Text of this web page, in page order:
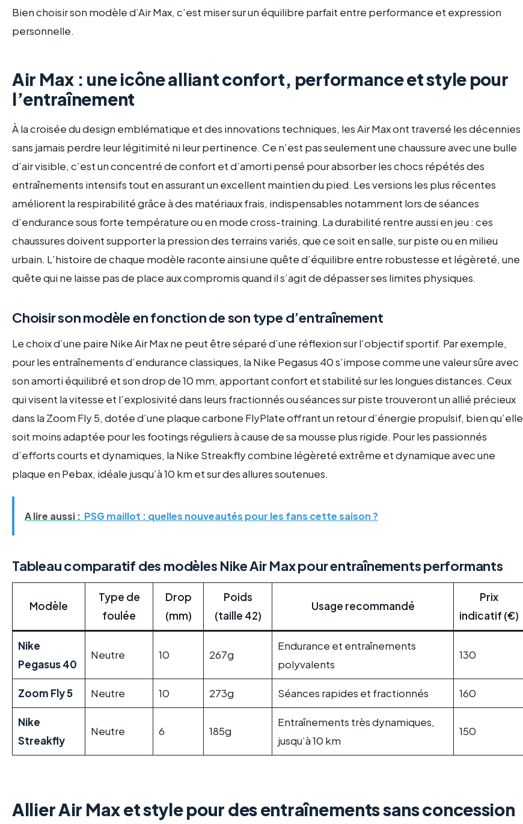
Bien choisir son modèle d’Air Max, c’est miser sur un équilibre parfait entre performance et expression
personnelle.
Air Max : une icône alliant confort, performance et style pour
l’entraînement
À la croisée du design emblématique et des innovations techniques, les Air Max ont traversé les décennies
sans jamais perdre leur légitimité ni leur pertinence. Ce n’est pas seulement une chaussure avec une bulle
d’air visible, c’est un concentré de confort et d’amorti pensé pour absorber les chocs répétés des
entraînements intensifs tout en assurant un excellent maintien du pied. Les versions les plus récentes
améliorent la respirabilité grâce à des matériaux frais, indispensables notamment lors de séances
d’endurance sous forte température ou en mode cross-training. La durabilité rentre aussi en jeu : ces
chaussures doivent supporter la pression des terrains variés, que ce soit en salle, sur piste ou en milieu
urbain. L’histoire de chaque modèle raconte ainsi une quête d’équilibre entre robustesse et légèreté, une
quête qui ne laisse pas de place aux compromis quand il s’agit de dépasser ses limites physiques.
Choisir son modèle en fonction de son type d’entraînement
Le choix d’une paire Nike Air Max ne peut être séparé d’une réflexion sur l’objectif sportif. Par exemple,
pour les entraînements d’endurance classiques, la Nike Pegasus 40 s’impose comme une valeur sûre avec
son amorti équilibré et son drop de 10 mm, apportant confort et stabilité sur les longues distances. Ceux
qui visent la vitesse et l’explosivité dans leurs fractionnés ou séances sur piste trouveront un allié précieux
dans la Zoom Fly 5, dotée d’une plaque carbone FlyPlate offrant un retour d’énergie propulsif, bien qu’elle
soit moins adaptée pour les footings réguliers à cause de sa mousse plus rigide. Pour les passionnés
d’efforts courts et dynamiques, la Nike Streakfly combine légèreté extrême et dynamique avec une
plaque en Pebax, idéale jusqu’à 10 km et sur des allures soutenues.
A lire aussi : PSG maillot : quelles nouveautés pour les fans cette saison ?
Tableau comparatif des modèles Nike Air Max pour entraînements performants
Modèle
Type de
foulée
Drop
(mm)
Poids
(taille 42)
Usage recommandé
Prix
indicatif (€)
Nike
Pegasus 40
Neutre 10 267g
Endurance et entraînements
polyvalents
130
Zoom Fly 5 Neutre 10 273g Séances rapides et fractionnés 160
Nike
Streakfly
Neutre 6 185g
Entraînements très dynamiques,
jusqu’à 10 km
150
Allier Air Max et style pour des entraînements sans concession